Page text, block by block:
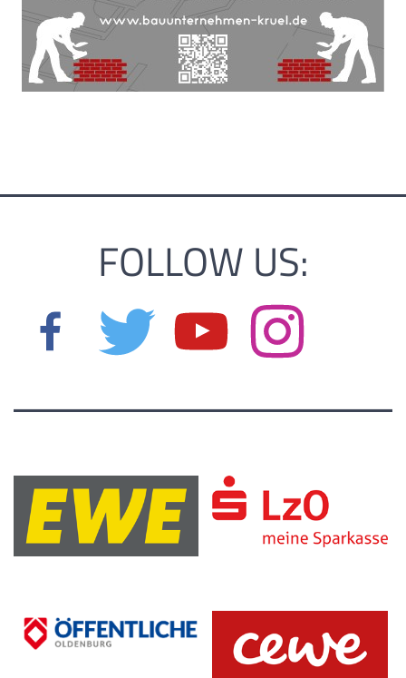
FOLLOW US: